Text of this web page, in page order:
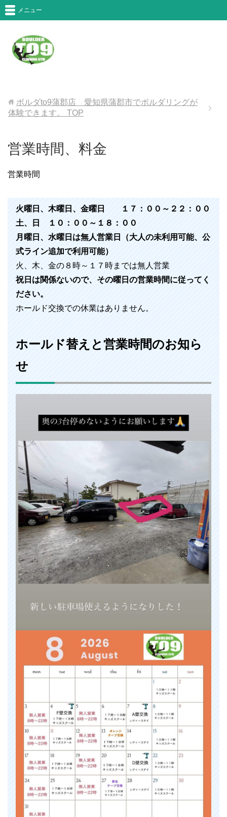
メニュー
ボルダto9蒲郡店 愛知県蒲郡市でボルダリングが
体験できます。
TOP
営業時間、料金
営業時間
火曜日、木曜日、金曜日 １７：００～２２：００
土、日 １０：００～１８：００
月曜日、水曜日は無人営業日（大人の未利用可能、公
式ライン追加で利用可能）
火、木、金の８時～１７時までは無人営業
祝日は関係ないので、その曜日の営業時間に従ってく
ださい。
ホールド交換での休業はありません。
ホールド替えと営業時間のお知ら
せ